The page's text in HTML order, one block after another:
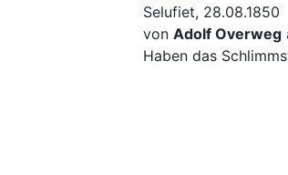
Selufiet, 28.08.1850
von Adolf Overweg
Haben das